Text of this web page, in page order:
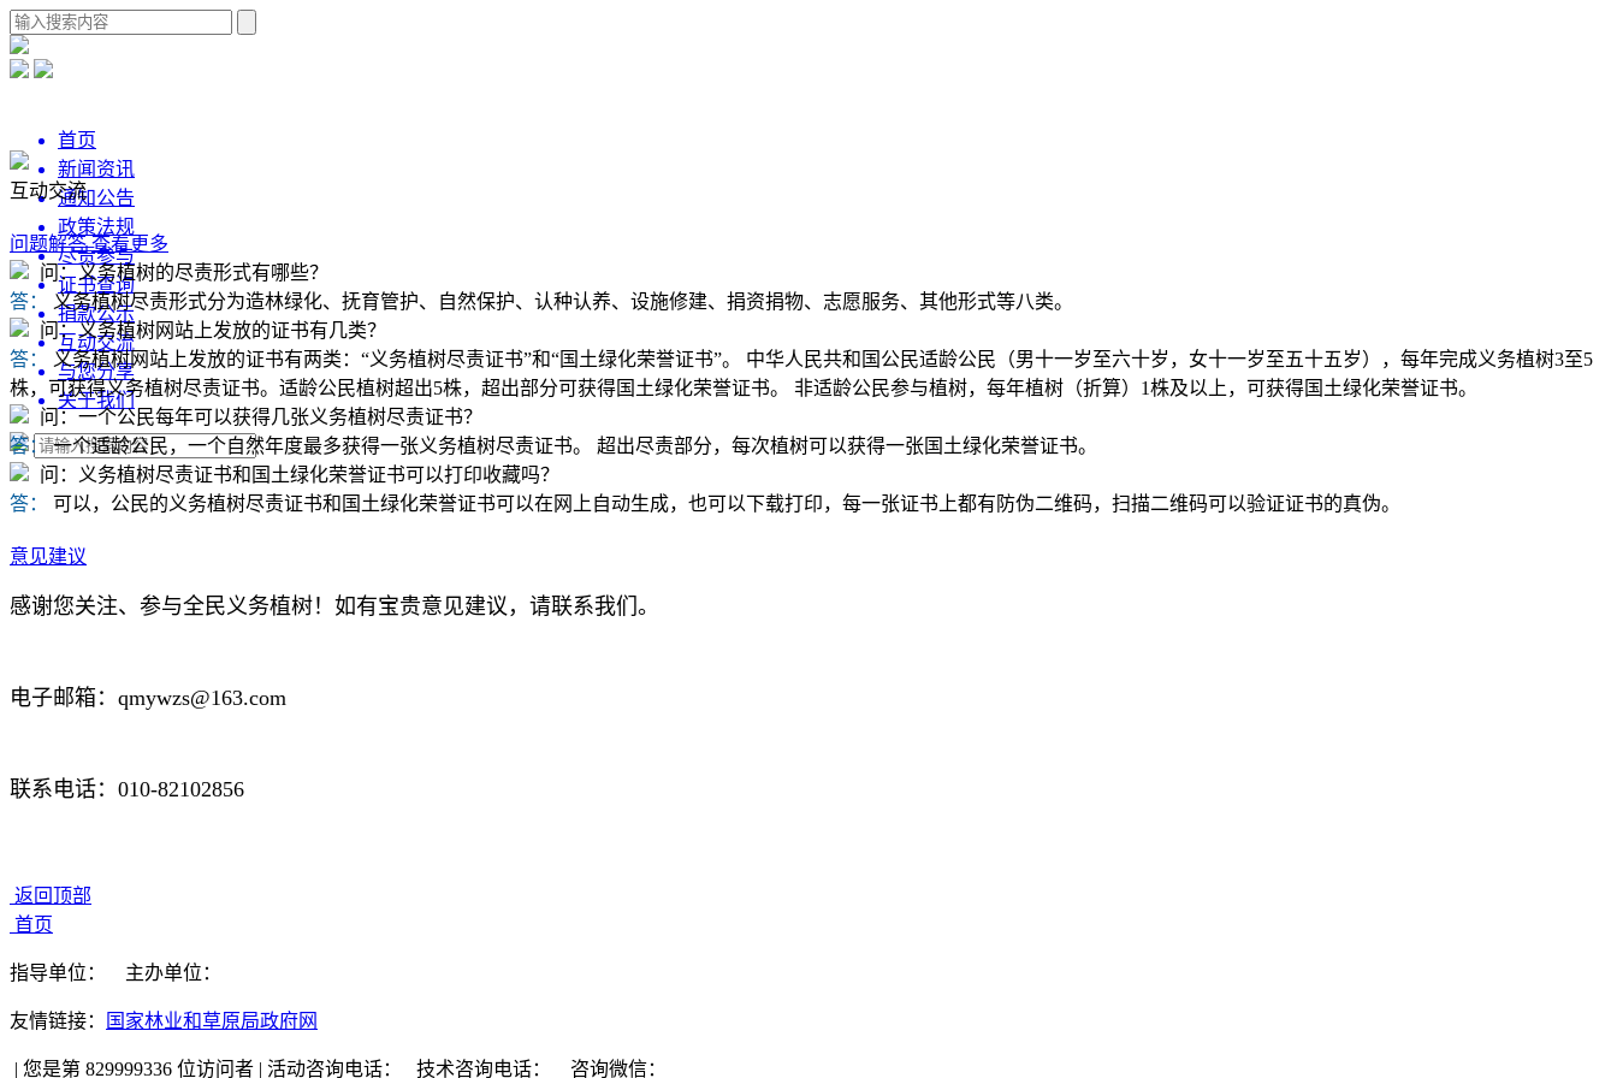
首页
新闻资讯
通知公告
政策法规
尽责参与
证书查询
捐款公示
互动交流
与您分享
关于我们
互动交流
问题解答 查看更多
问：义务植树的尽责形式有哪些？
答：
义务植树尽责形式分为造林绿化、抚育管护、自然保护、认种认养、设施修建、捐资捐物、志愿服务、其他形式等八类。
问：义务植树网站上发放的证书有几类？
答：
义务植树网站上发放的证书有两类：“义务植树尽责证书”和“国土绿化荣誉证书”。 中华人民共和国公民适龄公民（男十一岁至六十岁，女十一岁至五十五岁），每年完成义务植树3至5
株，可获得义务植树尽责证书。适龄公民植树超出5株，超出部分可获得国土绿化荣誉证书。 非适龄公民参与植树，每年植树（折算）1株及以上，可获得国土绿化荣誉证书。
问：一个公民每年可以获得几张义务植树尽责证书？
答：一个适龄公民，一个自然年度最多获得一张义务植树尽责证书。 超出尽责部分，每次植树可以获得一张国土绿化荣誉证书。
问：义务植树尽责证书和国土绿化荣誉证书可以打印收藏吗？
答：
可以，公民的义务植树尽责证书和国土绿化荣誉证书可以在网上自动生成，也可以下载打印，每一张证书上都有防伪二维码，扫描二维码可以验证证书的真伪。
意见建议
感谢您关注、参与全民义务植树！如有宝贵意见建议，请联系我们。
电子邮箱：qmywzs@163.com
联系电话：010-82102856
返回顶部
首页
指导单位： 主办单位：
友情链接： 国家林业和草原局政府网
| 您是第 829999336 位访问者 | 活动咨询电话： 技术咨询电话： 咨询微信：